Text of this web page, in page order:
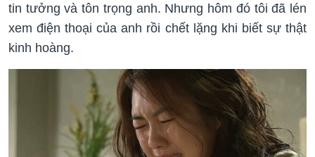
tin tưởng và tôn trọng anh. Nhưng hôm đó tôi đã lén
xem điện thoại của anh rồi chết lặng khi biết sự thật
kinh hoàng.